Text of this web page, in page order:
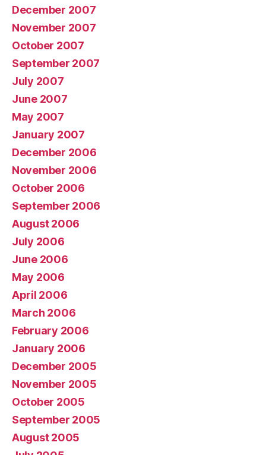
December 2007
November 2007
October 2007
September 2007
July 2007
June 2007
May 2007
January 2007
December 2006
November 2006
October 2006
September 2006
August 2006
July 2006
June 2006
May 2006
April 2006
March 2006
February 2006
January 2006
December 2005
November 2005
October 2005
September 2005
August 2005